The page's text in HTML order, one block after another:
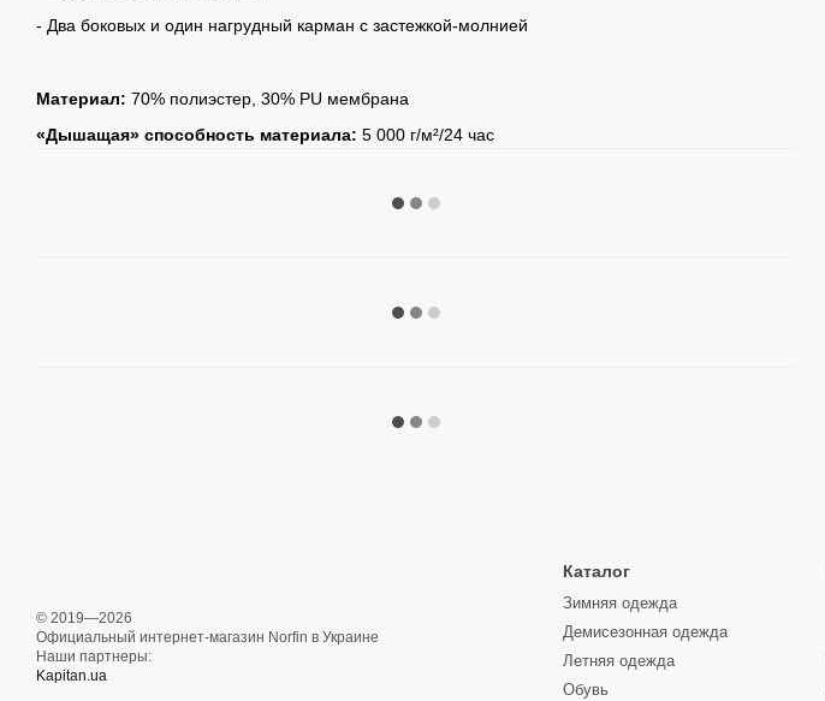
- Два боковых и один нагрудный карман с застежкой-молнией
Материал: 70% полиэстер, 30% PU мембрана
«Дышащая» способность материала: 5 000 г/м²/24 час
© 2019—2026
Официальный интернет-магазин Norfin в Украине
Наши партнеры:
Kapitan.ua
Каталог
Зимняя одежда
Демисезонная одежда
Летняя одежда
Обувь